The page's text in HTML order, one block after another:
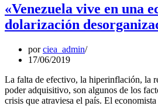
en
dólares
«Venezuela vive en una
dolarización
porciea_admin
17/06/2019
La falta de efectivo, la hiperinflación, la
poder adquisitivo, son algunos de los
crisis que atraviesa el país. El